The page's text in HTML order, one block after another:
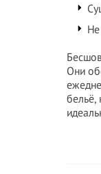
Они
бельё,